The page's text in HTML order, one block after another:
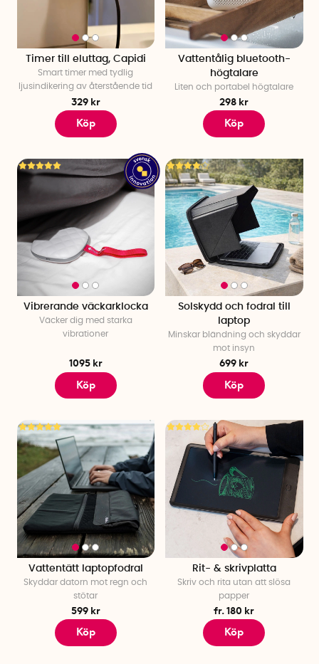
Timer till eluttag, Capidi
Smart timer med tydlig
ljusindikering av återstående tid
329 kr
Köp
Vattentålig bluetooth-
högtalare
Liten och portabel högtalare
298 kr
Köp
Vibrerande väckarklocka
Väcker dig med starka
vibrationer
1095 kr
Köp
Solskydd och fodral till
laptop
Minskar bländning och skyddar
mot insyn
699 kr
Köp
Vattentätt laptopfodral
Skyddar datorn mot regn och
stötar
599 kr
Köp
Rit- & skrivplatta
Skriv och rita utan att slösa
papper
fr. 180 kr
Köp